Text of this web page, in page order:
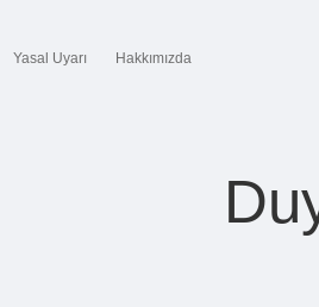
Yasal Uyarı Hakkımızda